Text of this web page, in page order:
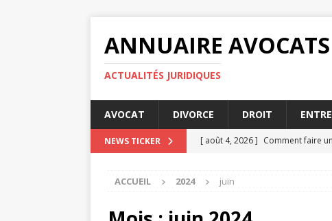
ANNUAIRE AVOCATS
ACTUALITÉS JURIDIQUES
AVOCAT DIVORCE DROIT
NEWS TICKER [ août 4, 2026 ] Comment faire
[ juillet 27, 2026 ]
[ juillet 23, 2026 ]
ACCUEIL 2024 juin